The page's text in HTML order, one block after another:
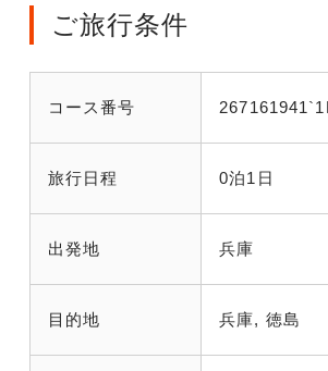
ご旅行条件
コース番号
旅行日程 0泊1日
出発地 兵庫
目的地 兵庫, 徳島